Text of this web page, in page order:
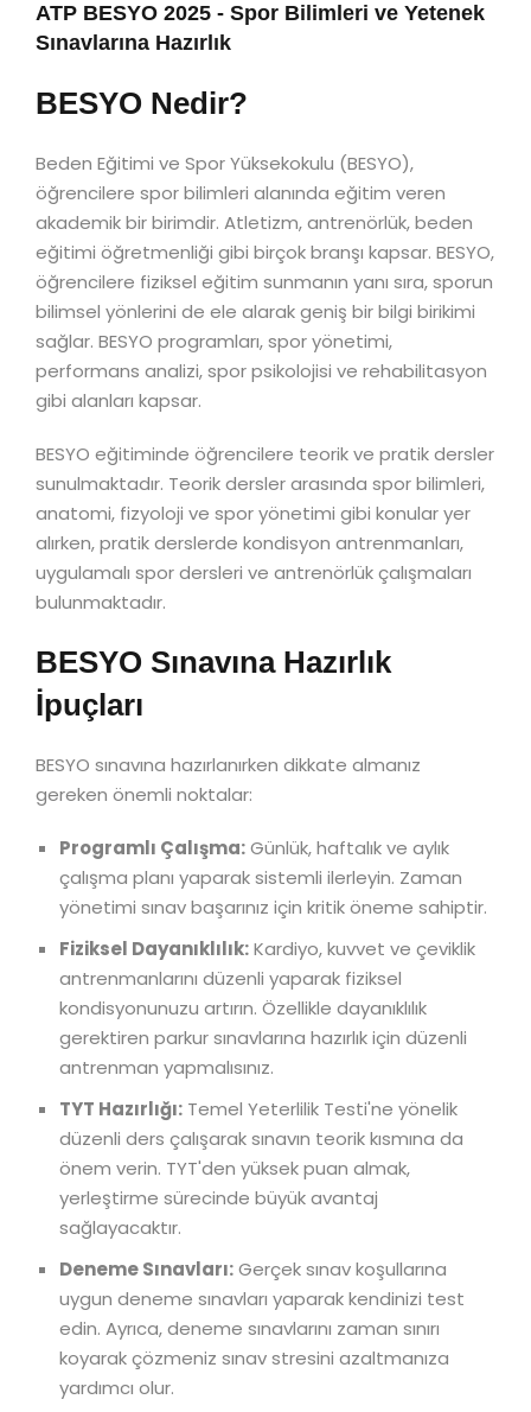
ATP BESYO 2025 - Spor Bilimleri ve Yetenek
Sınavlarına Hazırlık
BESYO Nedir?
Beden Eğitimi ve Spor Yüksekokulu (BESYO),
öğrencilere spor bilimleri alanında eğitim veren
akademik bir birimdir. Atletizm, antrenörlük, beden
eğitimi öğretmenliği gibi birçok branşı kapsar. BESYO,
öğrencilere fiziksel eğitim sunmanın yanı sıra, sporun
bilimsel yönlerini de ele alarak geniş bir bilgi birikimi
sağlar. BESYO programları, spor yönetimi,
performans analizi, spor psikolojisi ve rehabilitasyon
gibi alanları kapsar.
BESYO eğitiminde öğrencilere teorik ve pratik dersler
sunulmaktadır. Teorik dersler arasında spor bilimleri,
anatomi, fizyoloji ve spor yönetimi gibi konular yer
alırken, pratik derslerde kondisyon antrenmanları,
uygulamalı spor dersleri ve antrenörlük çalışmaları
bulunmaktadır.
BESYO Sınavına Hazırlık
İpuçları
BESYO sınavına hazırlanırken dikkate almanız
gereken önemli noktalar:
Programlı Çalışma:Günlük, haftalık ve aylık
çalışma planı yaparak sistemli ilerleyin. Zaman
yönetimi sınav başarınız için kritik öneme sahiptir.
Fiziksel Dayanıklılık:Kardiyo, kuvvet ve çeviklik
antrenmanlarını düzenli yaparak fiziksel
kondisyonunuzu artırın. Özellikle dayanıklılık
gerektiren parkur sınavlarına hazırlık için düzenli
antrenman yapmalısınız.
TYT Hazırlığı: Temel Yeterlilik Testi'ne yönelik
düzenli ders çalışarak sınavın teorik kısmına da
önem verin. TYT'den yüksek puan almak,
yerleştirme sürecinde büyük avantaj
sağlayacaktır.
Deneme Sınavları:Gerçek sınav koşullarına
uygun deneme sınavları yaparak kendinizi test
edin. Ayrıca, deneme sınavlarını zaman sınırı
koyarak çözmeniz sınav stresini azaltmanıza
yardımcı olur.